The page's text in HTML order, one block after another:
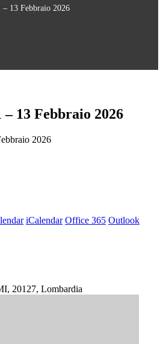
13 Febbraio 2026
– 13 Febbraio 2026
iCalendar Office 365 Outlook
20127, Lombardia